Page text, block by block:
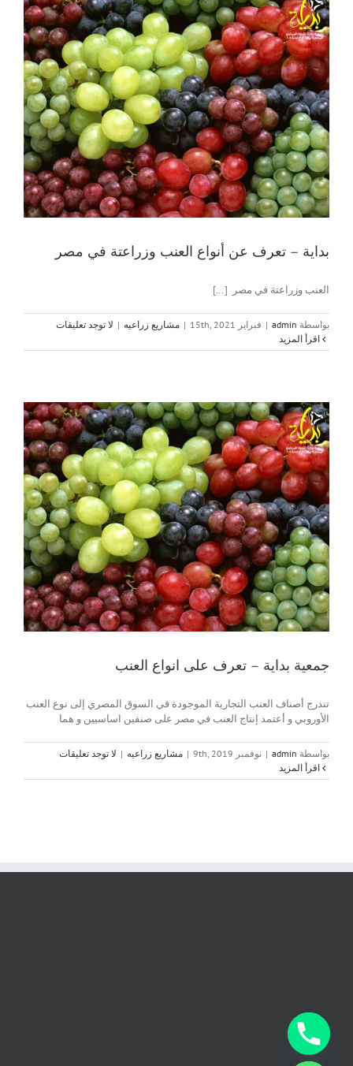
بداية – تعرف عن أنواع العنب وزراعتة في مصر
العنب وزراعتة في مصر [...]
بواسطة admin
| فبراير 15th, 2021 | مشاريع زراعيه | لا توجد تعليقات
جمعية بداية – تعرف على انواع العنب
تندرج أصناف العنب التجارية الموجودة في السوق المصري إلى نوع العنب
الأوروبي و أعتمد إنتاج العنب في مصر على صنفين اساسيين و هما
بواسطة admin
| نوفمبر 9th, 2019 | مشاريع زراعيه | لا توجد تعليقات